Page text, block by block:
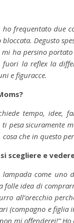
frequentato due
Degusto
ha persino
la reflex la
e figuracce.
tempo, idee,
pesa sicuramente
che in questo
scegliere e
come uno
folle idea di
all’orecchio
(compagno e figlia
mi offenderei!” Ho